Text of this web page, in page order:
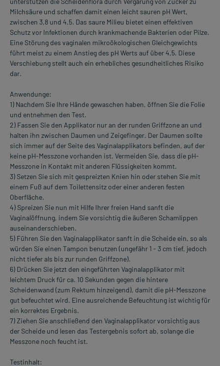
Milchsäure und schaffen damit einen leicht sauren pH Wert,
zwischen 3,8 und 4,5. Das saure Milieu bietet einen effektiven
Schutz vor Infektionen durch krankmachende Bakterien oder Pilze.
Eine Störung des vaginalen mikroökologischen Gleichgewichts
führt meist zu einem Anstieg des pH Werts auf über 4,5. Diese
Verschiebung stellt auch ein erhebliches gesundheitliches Risiko
dar.
Anwendunge:
1) Nachdem Sie Ihre Hände gewaschen haben, öffnen Sie die Folie
und entnehmen den Test.
2) Fassen Sie den Applikator nur an der runden Griffzone an und
halten ihn zwischen Daumen und Zeigefinger. Der Daumen sollte
sich immer auf der Seite des Vaginalapplikators befinden, auf der
keine pH-Messzone vorhanden ist. Vermeiden Sie, dass die pH-
Messzone in Kontakt mit anderen Flüssigkeiten kommt.
3) Setzen Sie sich mit gespreizten Knien hin oder stehen Sie mit
einem Fuß auf dem Toilettensitz oder einer anderen festen
Oberfläche.
4) Spreizen Sie nun mit Hilfe Ihrer freien Hand sanft die
Vaginalöffnung, indem Sie vorsichtig die äußeren Schamlippen
auseinanderschieben.
5) Führen Sie den Vaginalapplikator sanft in die Scheide ein, so als
würden Sie einen Tampon benutzen (ungefähr 1 - 3 cm tief, jedoch
nicht tiefer als bis zur runden Griffzone).
6) Drücken Sie jetzt den eingeführten Vaginalapplikator mit
leichtem Druck für ca. 10 Sekunden gegen die hintere
Scheidenwand (zum Rektum hinzeigend), damit die pH-Messzone
gut befeuchtet wird. Eine ausreichende Befeuchtung ist wichtig für
ein korrektes Ergebnis.
7) Ziehen Sie anschließend den Vaginalapplikator vorsichtig aus
der Scheide und lesen das Testergebnis sofort ab, solange die
Messzone noch feucht ist.
Testinhalt: